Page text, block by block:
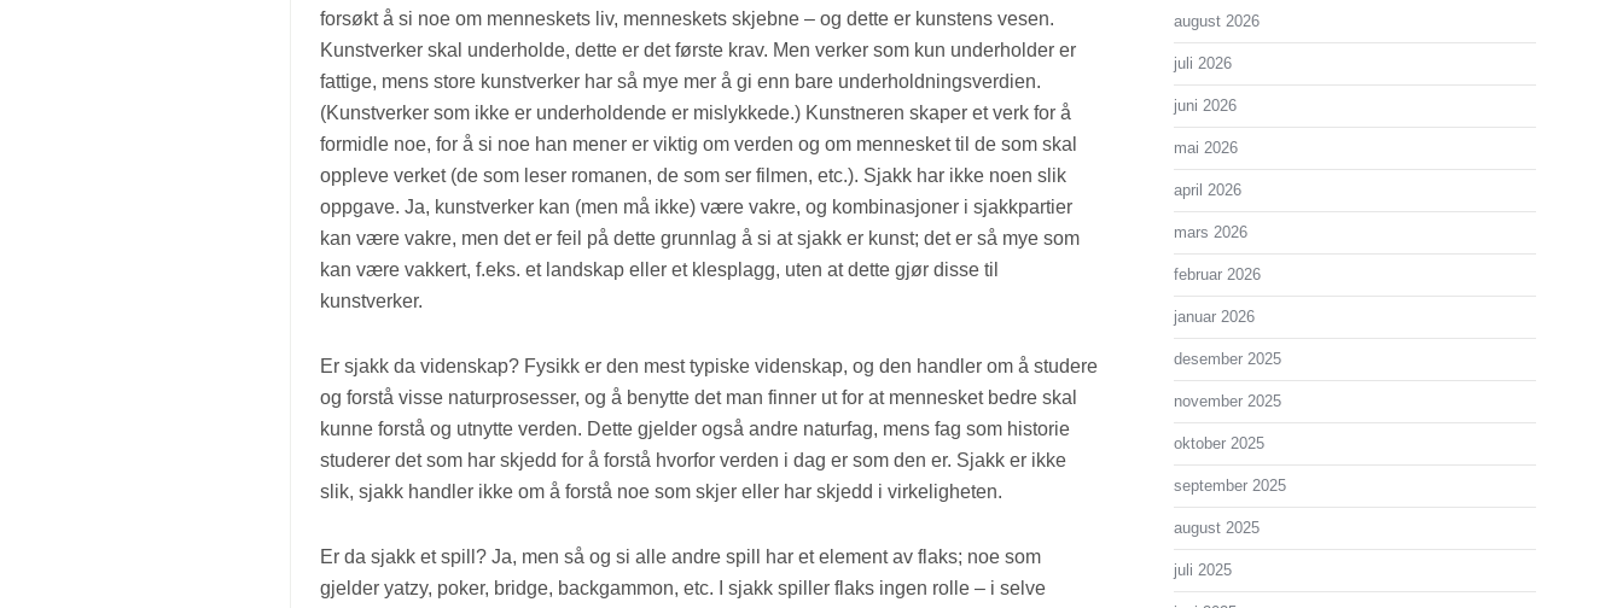
forsøkt å si noe om menneskets liv, menneskets skjebne – og dette er kunstens vesen.
Kunstverker skal underholde, dette er det første krav. Men verker som kun underholder er
fattige, mens store kunstverker har så mye mer å gi enn bare underholdningsverdien.
(Kunstverker som ikke er underholdende er mislykkede.) Kunstneren skaper et verk for å
formidle noe, for å si noe han mener er viktig om verden og om mennesket til de som skal
oppleve verket (de som leser romanen, de som ser filmen, etc.). Sjakk har ikke noen slik
oppgave. Ja, kunstverker kan (men må ikke) være vakre, og kombinasjoner i sjakkpartier
kan være vakre, men det er feil på dette grunnlag å si at sjakk er kunst; det er så mye som
kan være vakkert, f.eks. et landskap eller et klesplagg, uten at dette gjør disse til
kunstverker.
Er sjakk da videnskap? Fysikk er den mest typiske videnskap, og den handler om å studere
og forstå visse naturprosesser, og å benytte det man finner ut for at mennesket bedre skal
kunne forstå og utnytte verden. Dette gjelder også andre naturfag, mens fag som historie
studerer det som har skjedd for å forstå hvorfor verden i dag er som den er. Sjakk er ikke
slik, sjakk handler ikke om å forstå noe som skjer eller har skjedd i virkeligheten.
Er da sjakk et spill? Ja, men så og si alle andre spill har et element av flaks; noe som
gjelder yatzy, poker, bridge, backgammon, etc. I sjakk spiller flaks ingen rolle – i selve
august 2026
juli 2026
juni 2026
mai 2026
april 2026
mars 2026
februar 2026
januar 2026
desember 2025
november 2025
oktober 2025
september 2025
august 2025
juli 2025